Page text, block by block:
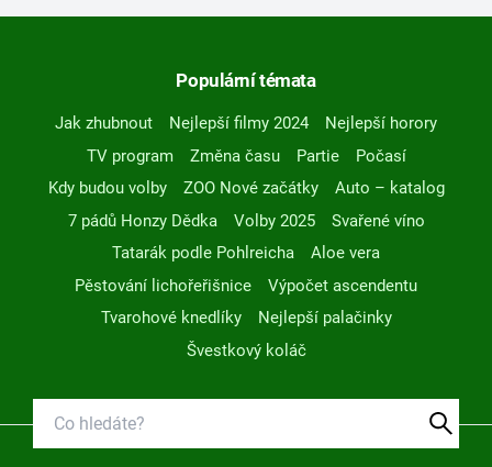
Populární témata
Jak zhubnout Nejlepší filmy 2024
Nejlepší horory
TV program
Změna času Partie
Počasí
Kdy budou volby
ZOO Nové začátky
Auto – katalog
7 pádů Honzy Dědka
Volby 2025
Svařené víno
Tatarák podle Pohlreicha
Aloe vera
Pěstování lichořeřišnice
Výpočet ascendentu
Tvarohové knedlíky
Nejlepší palačinky
Švestkový koláč